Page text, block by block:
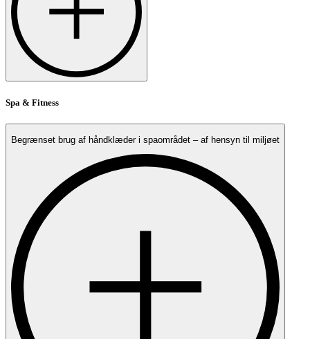
Spa & Fitness
Begrænset brug af håndklæder i spaområdet – af hensyn til miljøet